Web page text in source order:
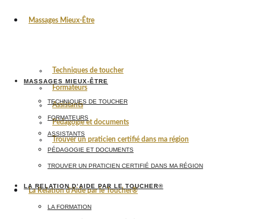
Massages Mieux-Être
Techniques de toucher
Formateurs
Assistants
Pédagogie et documents
Trouver un praticien certifié dans ma région
La Relation d’Aide par le Toucher®
MASSAGES MIEUX-ÊTRE
TECHNIQUES DE TOUCHER
FORMATEURS
ASSISTANTS
PÉDAGOGIE ET DOCUMENTS
TROUVER UN PRATICIEN CERTIFIÉ DANS MA RÉGION
LA RELATION D’AIDE PAR LE TOUCHER®
LA FORMATION